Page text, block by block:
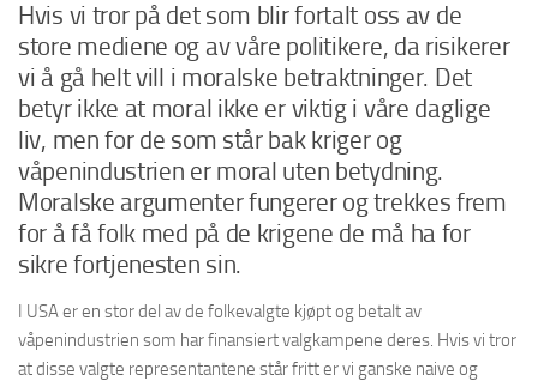
Hvis vi tror på det som blir fortalt oss av de
store mediene og av våre politikere, da risikerer
vi å gå helt vill i moralske betraktninger. Det
betyr ikke at moral ikke er viktig i våre daglige
liv, men for de som står bak kriger og
våpenindustrien er moral uten betydning.
Moralske argumenter fungerer og trekkes frem
for å få folk med på de krigene de må ha for
sikre fortjenesten sin.
I USA er en stor del av de folkevalgte kjøpt og betalt av
våpenindustrien som har finansiert valgkampene deres. Hvis vi tror
at disse valgte representantene står fritt er vi ganske naive og